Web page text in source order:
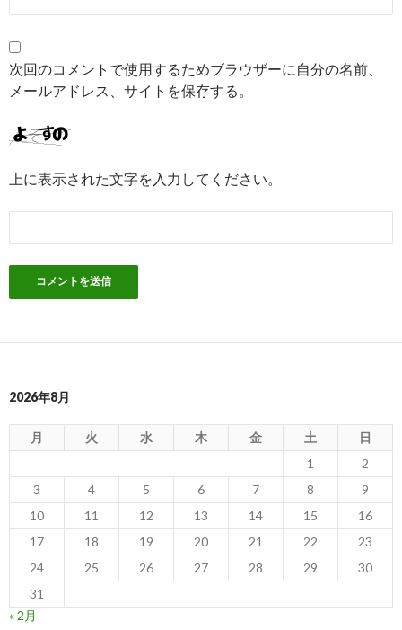
次回のコメントで使用するためブラウザーに自分の名前、
メールアドレス、サイトを保存する。
上に表示された文字を入力してください。
2026年8月
月 火 水 木 金 土
日
1
2
3
4 5 6 7 8
9
10
11 12 13 14 15
16
17
18 19 20 21 22
23
24
25 26 27 28 29
30
31
« 2月